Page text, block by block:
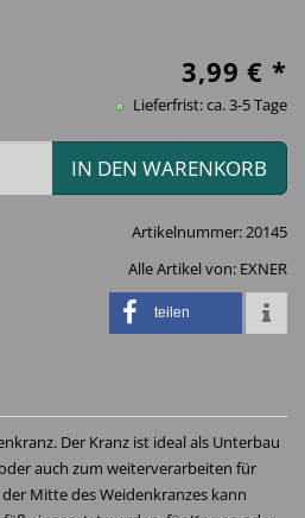
3,99 € *
Lieferfrist: ca. 3-5 Tage
IN DEN WARENKORB
Artikelnummer:20145
Alle Artikel von: EXNER
teilen
Der Kranz ist ideal als Unterbau
auch zum weiterverarbeiten für
Mitte des Weidenkranzes kann